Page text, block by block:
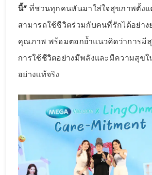
นี้” ที่ชวนทุกคนหันมาใส่ใจสุขภาพตั้งแ
สามารถใช้ชีวิตร่วมกับคนที่รักได้อย่า
คุณภาพ พร้อมตอกย้ำแนวคิดว่าการมี
การใช้ชีวิตอย่างมีพลังและมีความสุขใ
อย่างแท้จริง